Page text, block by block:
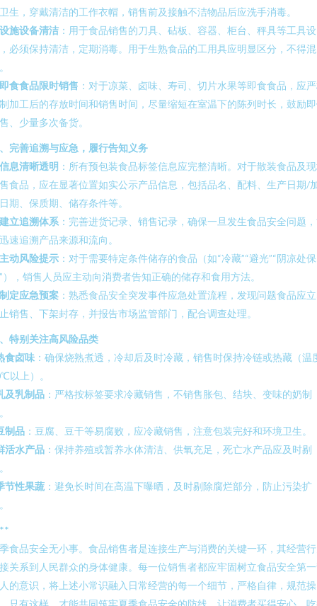
生，穿戴清洁的工作衣帽，销售前及接触不洁物品后应洗手消毒。
设施设备清洁 ：用于食品销售的刀具、砧板、容器、柜台、秤具等工具设
必须保持清洁，定期消毒。用于生熟食品的工用具应明显区分，不得混
即食食品限时销售 ：对于凉菜、卤味、寿司、切片水果等即食食品，应
加工后的存放时间和销售时间，尽量缩短在室温下的陈列时长，鼓励
、少量多次备货。
完善追溯与应急，履行告知义务
信息清晰透明 ：所有预包装食品标签信息应完整清晰。对于散装食品及
食品，应在显著位置如实公示产品信息，包括品名、配料、生产日期/
期、保质期、储存条件等。
建立追溯体系 ：完善进货记录、销售记录，确保一旦发生食品安全问题
速追溯产品来源和流向。
主动风险提示 ：对于需要特定条件储存的食品（如“冷藏”“避光”“阴凉处保
），销售人员应主动向消费者告知正确的储存和食用方法。
制定应急预案 ：熟悉食品安全突发事件应急处置流程，发现问题食品应
销售、下架封存，并报告市场监管部门，配合调查处理。
特别关注高风险品类
食卤味 ：确保烧熟煮透，冷却后及时冷藏，销售时保持冷链或热藏（温
以上）。
及乳制品 ：严格按标签要求冷藏销售，不销售胀包、结块、变味的奶制
制品 ：豆腐、豆干等易腐败，应冷藏销售，注意包装完好和环境卫生。
活水产品 ：保持养殖或暂养水体清洁、供氧充足，死亡水产品应及时剔
节性果蔬 ：避免长时间在高温下曝晒，及时剔除腐烂部分，防止污染扩
食品安全无小事。食品销售者是连接生产与消费的关键一环，其经营
关系到人民群众的身体健康。每一位销售者都应牢固树立食品安全第
的意识，将上述小常识融入日常经营的每一个细节，严格自律，规范操
只有这样，才能共同筑牢夏季食品安全的防线，让消费者买得安心、